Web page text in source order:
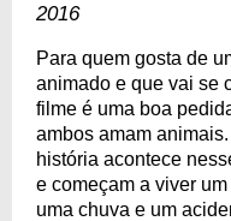
2016
Para quem gosta de
animado e que vai se
filme é uma boa
ambos amam
história acontece
e começam a viver
uma chuva e um